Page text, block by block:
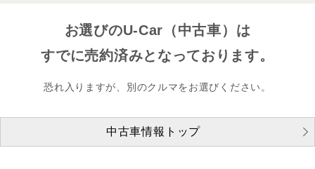
お選びのU-Car（中古車）は
すでに売約済みとなっております。
恐れ入りますが、別のクルマをお選びください。
中古車情報トップ